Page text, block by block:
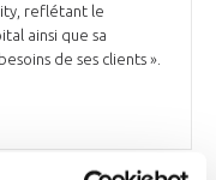
reflétant le
ainsi que sa
de ses clients ».